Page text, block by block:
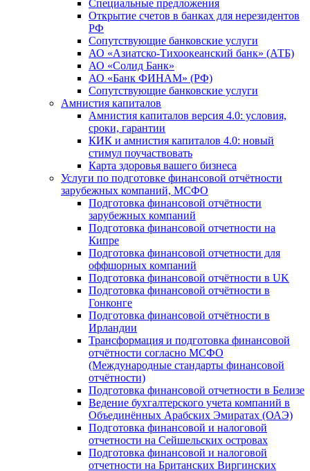
Специальные предложения
Открытие счетов в банках для нерезидентов
РФ
Сопутствующие банковские услуги
АО «Азиатско-Тихоокеанский банк» (АТБ)
АО «Солид Банк»
АО «Банк ФИНАМ» (РФ)
Сопутствующие банковские услуги
Амнистия капиталов
Амнистия капиталов версия 4.0: условия,
сроки, гарантии
КИК и амнистия капиталов 4.0: новый
стимул поучаствовать
Карта здоровья вашего бизнеса
Услуги по подготовке финансовой отчётности
зарубежных компаний, МСФО
Подготовка финансовой отчётности
зарубежных компаний
Подготовка финансовой отчетности на
Кипре
Подготовка финансовой отчетности для
оффшорных компаний
Подготовка финансовой отчётности в UK
Подготовка финансовой отчётности в
Гонконге
Подготовка финансовой отчётности в
Ирландии
Трансформация и подготовка финансовой
отчётности согласно МСФО
(Международные стандарты финансовой
отчётности)
Подготовка финансовой отчетности в Белизе
Ведение бухгалтерского учета компаний в
Объединённых Арабских Эмиратах (ОАЭ)
Подготовка финансовой и налоговой
отчетности на Сейшельских островах
Подготовка финансовой и налоговой
отчетности на Британских Виргинских